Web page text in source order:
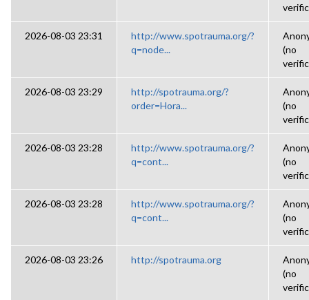
2026-08-03 23:31
http://www.spotrauma.org/?
q=node...
(no
2026-08-03 23:29
http://spotrauma.org/?
order=Hora...
(no
2026-08-03 23:28
http://www.spotrauma.org/?
q=cont...
(no
2026-08-03 23:28
http://www.spotrauma.org/?
q=cont...
(no
2026-08-03 23:26 http://spotrauma.org
(no